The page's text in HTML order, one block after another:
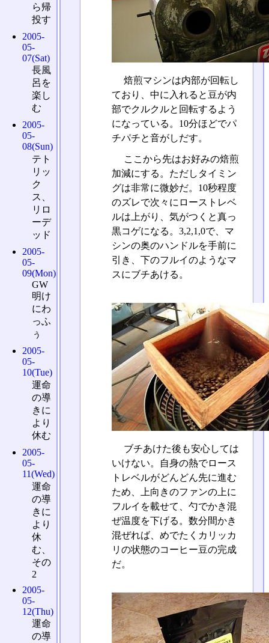
焙煎マシンは内部が回転し
ており、中に入れると豆が内
部でクルクルと回転するよう
になっている。10分ほどでパ
チパチと音がしだす。
ここから先はお好みの焙煎
加減にする。ただしタイミン
グは非常に微妙だ。10秒程度
のズレで次々にローストレベ
ルは上がり、気がつくと真っ
黒コゲになる。3,2,1,0で、マ
シンの奥のハンドルを手前に
引き、下のフルイのようなマ
スにブチあける。
ブチあけた後も安心しては
いけない。自身の熱でロース
トレベルがどんどん先に進む
ため、上向きのファンの上に
フルイを載せて、勺でかき混
ぜ温度を下げる。数分間かき
混ぜれば、めでたくカリッカ
リの状態のコーヒー豆の完成
だ。
ら帰
投す
2005-
05-
07(Sat)
長風
呂を
楽し
む
2005-
05-
08(Sun)
テト
リッ
ク
ス、
リロ
ーデ
ッド
2005-
05-
09(Mon)
GW
明け
にわ
っふ
ぅ
2005-
05-
10(Tue)
運命
の導
きに
より
休む
2005-
05-
11(Wed)
運命
の導
きに
より
休
む、
その
2
2005-
05-
12(Thu)
運命
の導